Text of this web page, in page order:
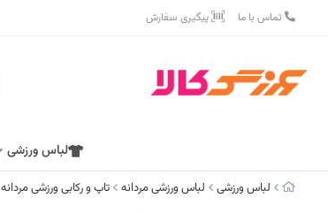
تماس با ما پیگیری سفارش
لباس ورزشی
لباس ورزشی لباس ورزشی مردانه تاپ و رکابی ورزشی مردانه